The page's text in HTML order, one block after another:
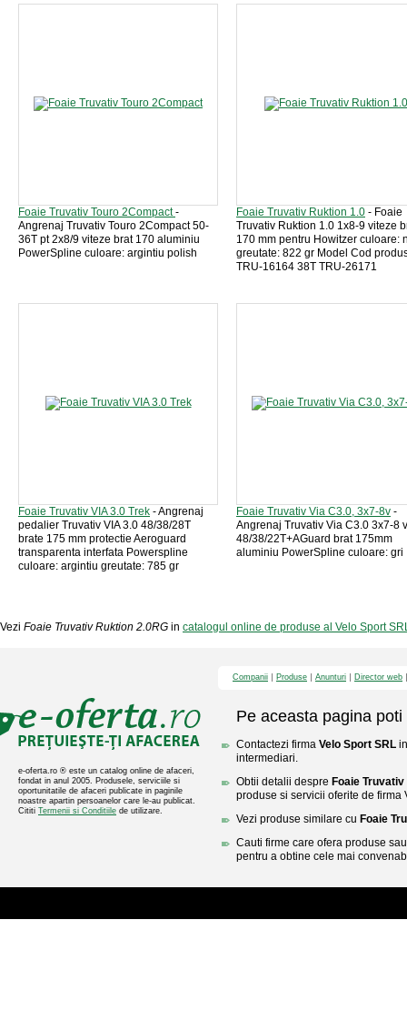
Foaie Truvativ Touro 2Compact-
Angrenaj Truvativ Touro 2Compact 50-
36T pt 2x8/9 viteze brat 170 aluminiu
PowerSpline culoare: argintiu polish
Foaie Truvativ Ruktion 1.0 - Foaie
Truvativ Ruktion 1.0 1x8-9 viteze
170 mm pentru Howitzer culoare:
greutate: 822 gr Model Cod
TRU-16164 38T TRU-26171
Foaie Truvativ VIA 3.0 Trek - Angrenaj
pedalier Truvativ VIA 3.0 48/38/28T
brate 175 mm protectie Aeroguard
transparenta interfata Powerspline
culoare: argintiu greutate: 785 gr
Foaie Truvativ Via C3.0, 3x7-8v -
Angrenaj Truvativ Via C3.0 3x7-8
48/38/22T+AGuard brat 175mm
aluminiu PowerSpline culoare: gri
Vezi Foaie Truvativ Ruktion 2.0RG in catalogul online de produse al Velo Sport
e-oferta.ro ® este un catalog online de afaceri,
fondat in anul 2005. Produsele, serviciile si
oportunitatile de afaceri publicate in paginile
noastre apartin persoanelor care le-au publicat.
Cititi Termenii si Conditiile de utilizare.
Companii Produse Anunturi Director web
Pe aceasta pagina poti
Contactezi firma Velo Sport SRL
intermediari.
Obtii detalii despre Foaie
produse si servicii oferite de firma
Vezi produse similare cu Foaie
Cauti firme care ofera produse
pentru a obtine cele mai